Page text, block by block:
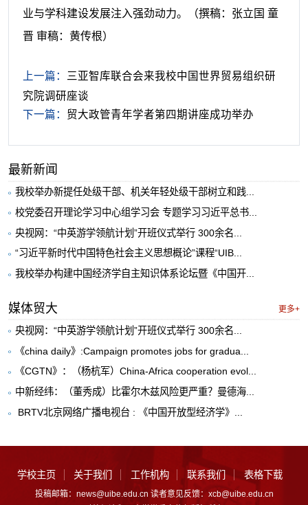
业与学科建设发展注入强劲动力。
（撰稿：张立国 童
晋 审稿：黄传根）
上一篇：
三亚智库联合会来我校中国世界贸易组织研
究院调研座谈
下一篇： 贸大政管青年学者第四期讲座成功举办
最新新闻
我校举办新提任处级干部、机关年轻处级干部树立和践...
校党委召开理论学习中心组学习会 专题学习习近平总书...
央视网：“中英游学领航计划”开班仪式举行 300余名...
“习近平新时代中国特色社会主义思想概论”课程“UIB...
我校举办构建中国经济学自主知识体系论坛暨《中国开...
媒体贸大 更多+
央视网：“中英游学领航计划”开班仪式举行 300余名...
《china daily》:Campaign promotes jobs for gradua...
《CGTN》：（杨杭军）China-Africa cooperation evol...
中新经纬：（董秀成）比霍尔木兹风险更严重？曼德海...
​ BRTV北京网络广播电视台 : 《中国开放型经济学》...
学校主页 关于我们 工作机构 联系我们 表格下载
投稿邮箱：news@uibe.edu.cn 读者意见反馈：xcb@uibe.edu.cn